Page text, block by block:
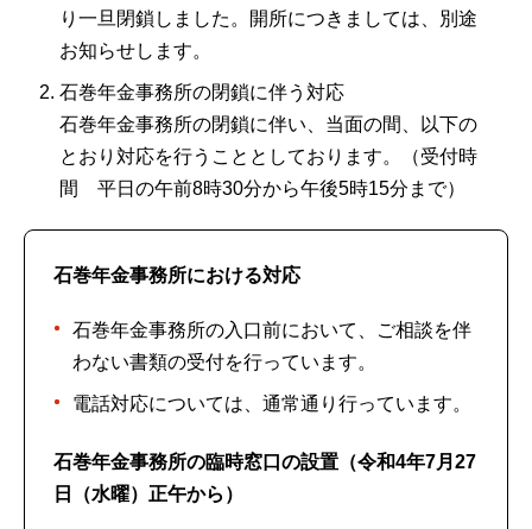
り一旦閉鎖しました。開所につきましては、別途
お知らせします。
石巻年金事務所の閉鎖に伴う対応
石巻年金事務所の閉鎖に伴い、当面の間、以下の
とおり対応を行うこととしております。（受付時
間 平日の午前8時30分から午後5時15分まで）
石巻年金事務所における対応
石巻年金事務所の入口前において、ご相談を伴
わない書類の受付を行っています。
電話対応については、通常通り行っています。
石巻年金事務所の臨時窓口の設置（令和4年7月27
日（水曜）正午から）